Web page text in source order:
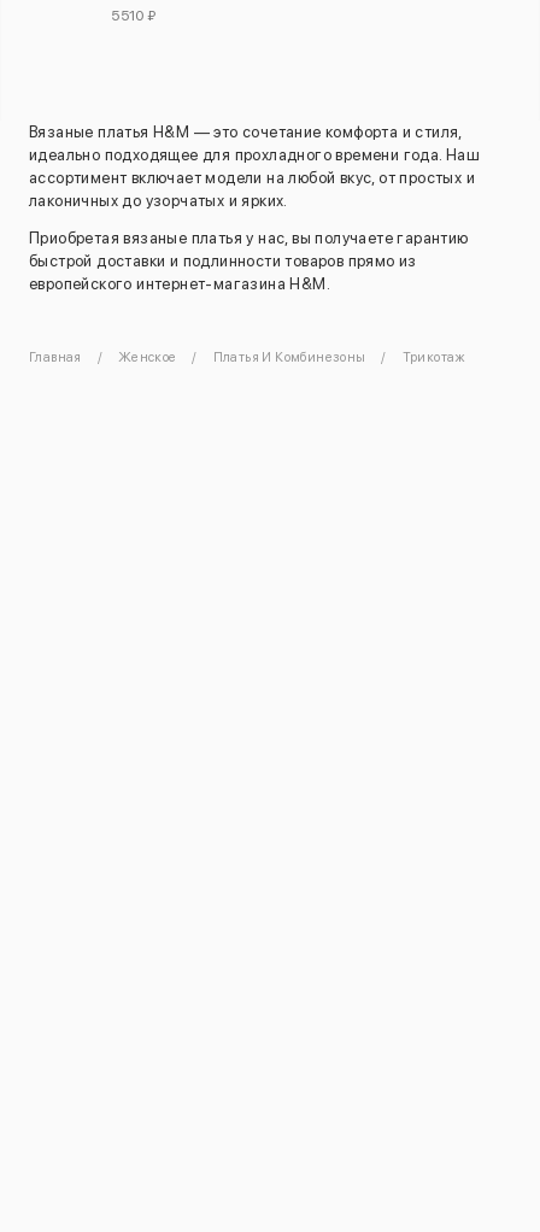
5510 ₽
Вязаные платья H&M — это сочетание комфорта и стиля,
идеально подходящее для прохладного времени года. Наш
ассортимент включает модели на любой вкус, от простых и
лаконичных до узорчатых и ярких.
Приобретая вязаные платья у нас, вы получаете гарантию
быстрой доставки и подлинности товаров прямо из
европейского интернет-магазина H&M.
Главная Женское Платья И Комбинезоны Трикотаж